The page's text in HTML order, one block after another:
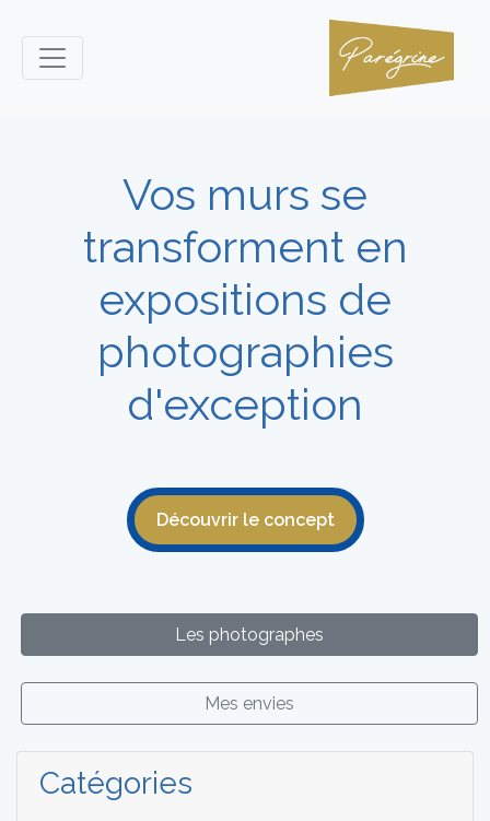
Vos murs se
transforment en
expositions de
photographies
d'exception
Découvrir le concept
Les photographes
Mes envies
Catégories